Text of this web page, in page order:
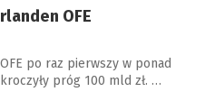
OFE
po raz pierwszy w ponad
próg 100 mld zł. …